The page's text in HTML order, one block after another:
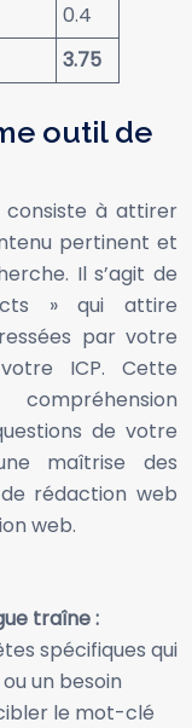
0.4
3.75
outil de
consiste à attirer
pertinent et
Il s’agit de
» qui attire
par votre
ICP. Cette
de votre
maîtrise des
rédaction web
web.
traîne :
spécifiques qui
un besoin
le mot-clé